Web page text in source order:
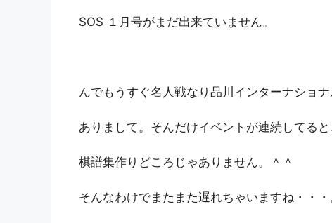
SOS １月号がまだ出来ていません。
んでもうすぐ名人戦なり品川インターナショ
ありまして。そんだけイベントが連続してる
棋譜集作りどころじゃありません。＾＾
そんなわけでまたまた遅れちゃいますね・・・